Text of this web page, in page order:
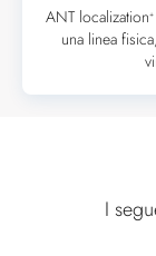
ANT localization+
una linea
I